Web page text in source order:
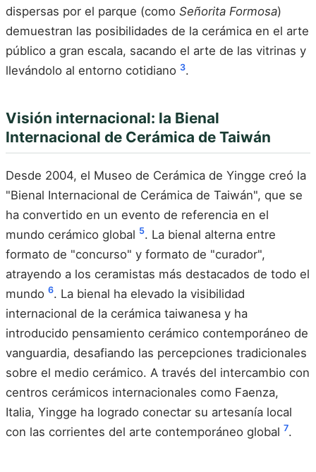
dispersas por el parque (como Señorita Formosa)
demuestran las posibilidades de la cerámica en el arte
público a gran escala, sacando el arte de las vitrinas y
llevándolo al entorno cotidiano 3.
Visión internacional: la Bienal
Internacional de Cerámica de Taiwán
Desde 2004, el Museo de Cerámica de Yingge creó la
"Bienal Internacional de Cerámica de Taiwán", que se
ha convertido en un evento de referencia en el
mundo cerámico global 5. La bienal alterna entre
formato de "concurso" y formato de "curador",
atrayendo a los ceramistas más destacados de todo el
mundo 6. La bienal ha elevado la visibilidad
internacional de la cerámica taiwanesa y ha
introducido pensamiento cerámico contemporáneo de
vanguardia, desafiando las percepciones tradicionales
sobre el medio cerámico. A través del intercambio con
centros cerámicos internacionales como Faenza,
Italia, Yingge ha logrado conectar su artesanía local
con las corrientes del arte contemporáneo global 7.